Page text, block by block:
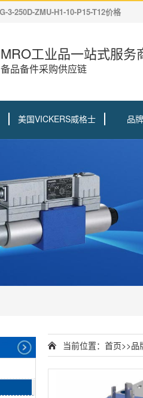
3-250D-ZMU-H1-10-P15-T12价格
MRO工业品一站式服务
备品备件采购供应链
美国VICKERS威格士 品
当前位置： 首页>>品